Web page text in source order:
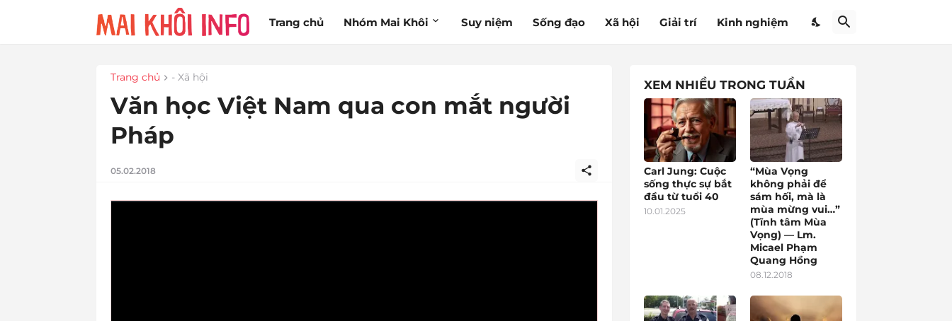
Trang chủ Nhóm Mai Khôi Suy niệm Sống đạo Xã hội Giải trí Kinh nghiệm
Trang chủ - Xã hội
Văn học Việt Nam qua con mắt người
Pháp
05.02.2018
XEM NHIỀU TRONG TUẦN
Carl Jung: Cuộc
sống thực sự bắt
đầu từ tuổi 40
10.01.2025
“Mùa Vọng
không phải để
sám hối, mà là
mùa mừng vui…”
(Tĩnh tâm Mùa
Vọng) — Lm.
Micael Phạm
Quang Hồng
08.12.2018